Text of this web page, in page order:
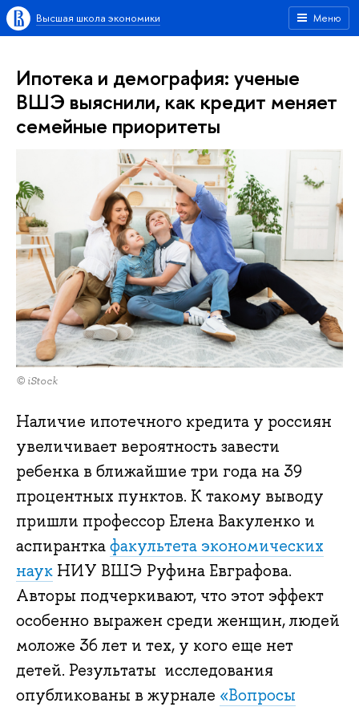
Меню
Высшая школа экономики
Ипотека и демография: ученые
ВШЭ выяснили, как кредит меняет
семейные приоритеты
© iStock
Наличие ипотечного кредита у россиян
увеличивает вероятность завести
ребенка в ближайшие три года на 39
процентных пунктов. К такому выводу
пришли профессор Елена Вакуленко и
аспиранткафакультета экономических
наук НИУ ВШЭ Руфина Евграфова.
Авторы подчеркивают, что этот эффект
особенно выражен среди женщин, людей
моложе 36 лет и тех, у кого еще нет
детей. Результаты исследования
опубликованы в журнале «Вопросы